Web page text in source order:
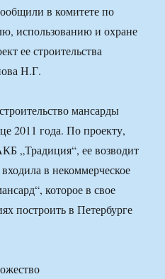
в комитете по
использованию и охране
ее строительства
Н.Г.
мансарды
2011 года. По проекту,
„Традиция“, ее возводит
в некоммерческое
которое в свое
построить в Петербурге